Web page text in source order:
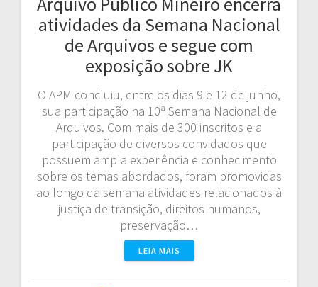
atividades da Semana Nacional
de Arquivos e segue com
exposição sobre JK
O APM concluiu, entre os dias 9 e 12 de junho,
sua participação na 10ª Semana Nacional de
Arquivos. Com mais de 300 inscritos e a
participação de diversos convidados que
possuem ampla experiência e conhecimento
sobre os temas abordados, foram promovidas
ao longo da semana atividades relacionados à
justiça de transição, direitos humanos,
preservação…
LEIA MAIS